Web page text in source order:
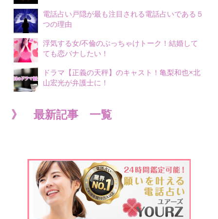
電話占い戸隠が最も注目される電話占いである５
つの理由
浮気する女/不倫のぶっちゃけトーク！結婚して
ても恋バナしたい！
ドラマ【正義の天秤】のキャスト！亀梨和也×北
山宏光が弁護士に！
》 最新記事 一覧